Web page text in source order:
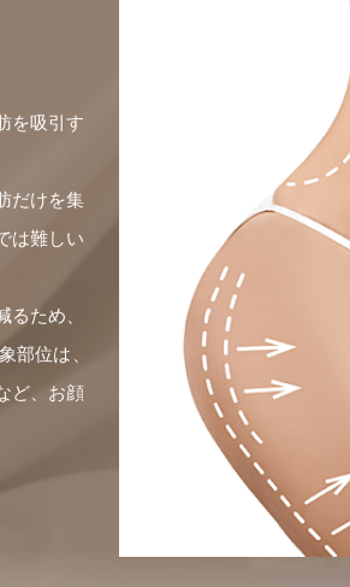
を吸引す
だけを集
は難しい
ため、
部位は、
ど、お顔